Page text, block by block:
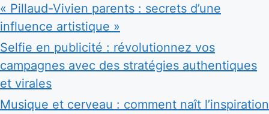
« Pillaud-Vivien parents : secrets d’une
influence artistique »
Selfie en publicité : révolutionnez vos
campagnes avec des stratégies authentiques
et virales
Musique et cerveau : comment naît l’inspiration